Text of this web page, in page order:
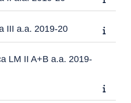
III a.a. 2019-20
LM II A+B a.a. 2019-